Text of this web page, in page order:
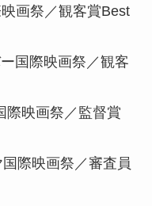
画祭／観客賞Best
国際映画祭／観客
際映画祭／監督賞
際映画祭／審査員